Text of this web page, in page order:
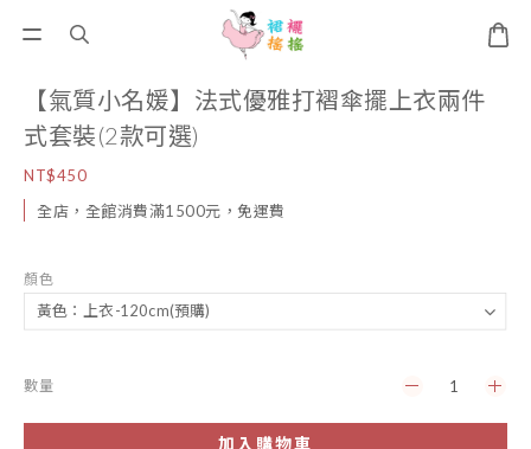
【氣質小名媛】法式優雅打褶傘擺上衣兩件
式套裝(2款可選)
NT$450
全店，全館消費滿1500元，免運費
顏色
數量
加入購物車